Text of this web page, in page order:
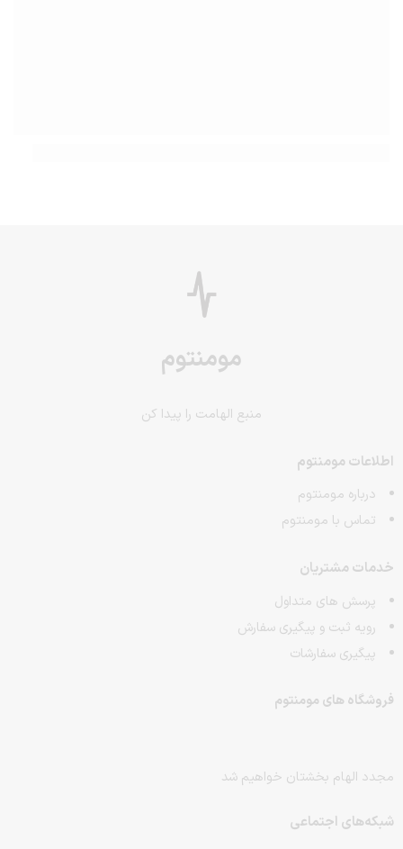
مومنتوم
منبع الهامت را پیدا کن
اطلاعات مومنتوم
درباره مومنتوم
تماس با مومنتوم
خدمات مشتریان
پرسش های متداول
رویه ثبت و پیگیری سفارش
پیگیری سفارشات
فروشگاه های مومنتوم
مجدد الهام بخشتان خواهیم شد
شبکه‌های اجتماعی